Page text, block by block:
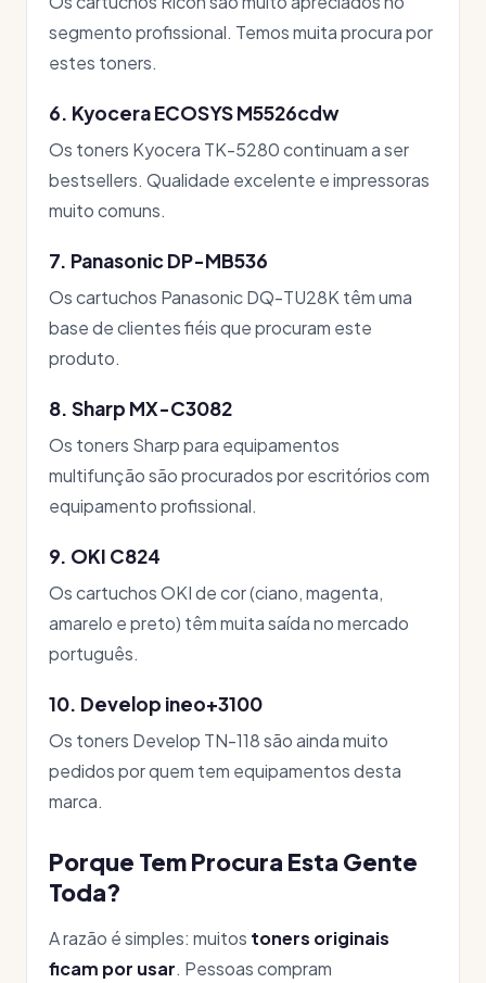
segmento profissional. Temos muita procura por
estes toners.
6. Kyocera ECOSYS M5526cdw
Os toners Kyocera TK-5280 continuam a ser
bestsellers. Qualidade excelente e impressoras
muito comuns.
7. Panasonic DP-MB536
Os cartuchos Panasonic DQ-TU28K têm uma
base de clientes fiéis que procuram este
produto.
8. Sharp MX-C3082
Os toners Sharp para equipamentos
multifunção são procurados por escritórios com
equipamento profissional.
9. OKI C824
Os cartuchos OKI de cor (ciano, magenta,
amarelo e preto) têm muita saída no mercado
português.
10. Develop ineo+3100
Os toners Develop TN-118 são ainda muito
pedidos por quem tem equipamentos desta
marca.
Porque Tem Procura Esta Gente
Toda?
A razão é simples: muitos toners originais
ficam por usar. Pessoas compram